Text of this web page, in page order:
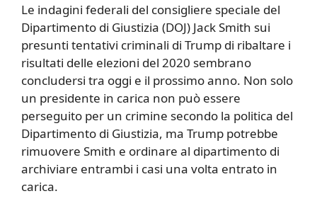
Le indagini federali del consigliere speciale del
Dipartimento di Giustizia (DOJ) Jack Smith sui
presunti tentativi criminali di Trump di ribaltare i
risultati delle elezioni del 2020 sembrano
concludersi tra oggi e il prossimo anno. Non solo
un presidente in carica non può essere
perseguito per un crimine secondo la politica del
Dipartimento di Giustizia, ma Trump potrebbe
rimuovere Smith e ordinare al dipartimento di
archiviare entrambi i casi una volta entrato in
carica.